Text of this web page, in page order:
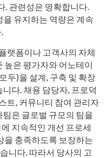
. 관련성은 명확합니다.
유지하는 역량은 계속
랫폼이나 고객사의 자체
높은 평가자와 어노테이
두)을 설계, 구축 및 확장
다. 채용 담당자, 프로덕
트, 커뮤니티 참여 관리자
은 글로벌 규모의 팀을
지속적인 개선 프로세
을 충족하도록 보장하는
니다. 따라서 당사의 고